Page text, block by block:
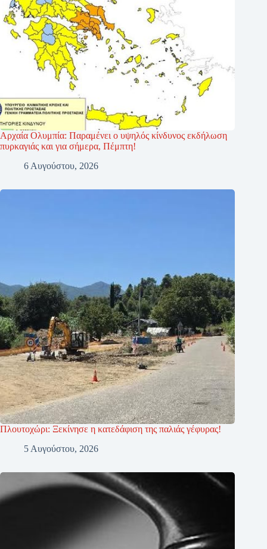
Αρχαία Ολυμπία: Παραμένει ο υψηλός κίνδυνος εκδήλωση
πυρκαγιάς και για σήμερα, Πέμπτη!
6 Αυγούστου, 2026
Πλουτοχώρι: Ξεκίνησε η κατεδάφιση της παλιάς γέφυρας!
5 Αυγούστου, 2026